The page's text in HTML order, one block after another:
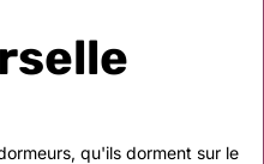
qu'ils dorment sur le